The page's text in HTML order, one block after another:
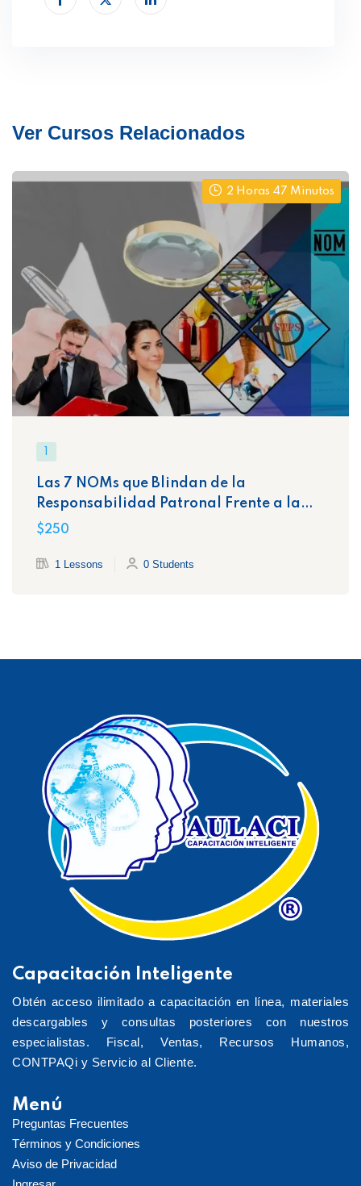
Ver Cursos Relacionados
2 Horas 47 Minutos
Las 7 NOMs que Blindan de la
Responsabilidad Patronal Frente a la
STPS
$250
1 Lessons 0 Students
Capacitación Inteligente
Obtén acceso ilimitado a capacitación en línea, materiales
descargables y consultas posteriores con nuestros
especialistas. Fiscal, Ventas, Recursos Humanos,
CONTPAQi y Servicio al Cliente.
Menú
Preguntas Frecuentes
Términos y Condiciones
Aviso de Privacidad